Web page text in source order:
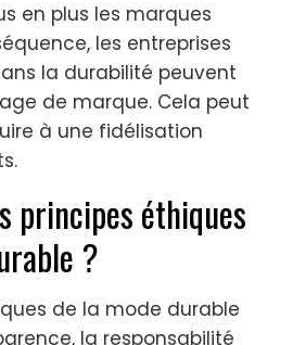
en plus les marques
les entreprises
la durabilité peuvent
de marque. Cela peut
à une fidélisation
principes éthiques
?
de la mode durable
la responsabilité